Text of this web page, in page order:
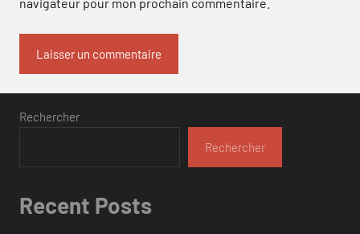
Rechercher
Rechercher
Recent Posts